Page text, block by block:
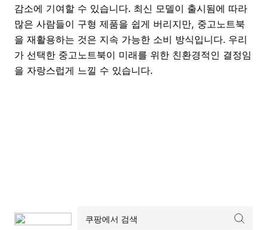
감소에 기여할 수 있습니다. 최신 모델이 출시됨에 따라
많은 사람들이 구형 제품을 쉽게 버리지만, 중고노트북
을 재활용하는 것은 지속 가능한 소비 방식입니다. 우리
가 선택한 중고노트북이 미래를 위한 친환경적인 결정임
을 자랑스럽게 느낄 수 있습니다.